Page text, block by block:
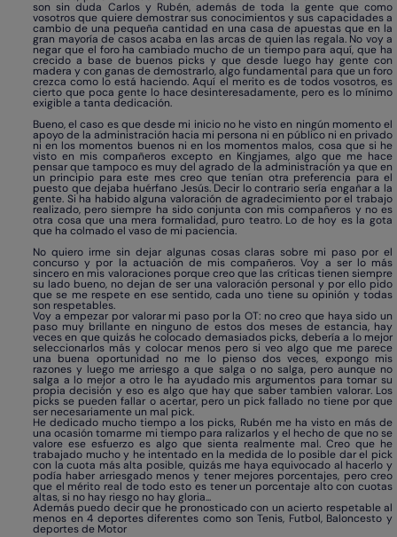
son sin duda Carlos y Rubén, además de toda la gente que como
vosotros que quiere demostrar sus conocimientos y sus capacidades a
cambio de una pequeña cantidad en una casa de apuestas que en la
gran mayoría de casos acaba en las arcas de quien las regala. No voy a
negar que el foro ha cambiado mucho de un tiempo para aquí, que ha
crecido a base de buenos picks y que desde luego hay gente con
madera y con ganas de demostrarlo, algo fundamental para que un foro
crezca como lo está haciendo. Aquí el merito es de todos vosotros, es
cierto que poca gente lo hace desinteresadamente, pero es lo mínimo
exigible a tanta dedicación.
Bueno, el caso es que desde mi inicio no he visto en ningún momento el
apoyo de la administración hacia mi persona ni en público ni en privado
ni en los momentos buenos ni en los momentos malos, cosa que si he
visto en mis compañeros excepto en Kingjames, algo que me hace
pensar que tampoco es muy del agrado de la administración ya que en
un principio para este mes creo que tenían otra preferencia para el
puesto que dejaba huérfano Jesús. Decir lo contrario sería engañar a la
gente. Si ha habido alguna valoración de agradecimiento por el trabajo
realizado, pero siempre ha sido conjunta con mis compañeros y no es
otra cosa que una mera formalidad, puro teatro. Lo de hoy es la gota
que ha colmado el vaso de mi paciencia.
No quiero irme sin dejar algunas cosas claras sobre mi paso por el
concurso y por la actuación de mis compañeros. Voy a ser lo más
sincero en mis valoraciones porque creo que las críticas tienen siempre
su lado bueno, no dejan de ser una valoración personal y por ello pido
que se me respete en ese sentido, cada uno tiene su opinión y todas
son respetables.
Voy a empezar por valorar mi paso por la OT: no creo que haya sido un
paso muy brillante en ninguno de estos dos meses de estancia, hay
veces en que quizás he colocado demasiados picks, debería a lo mejor
seleccionarlos más y colocar menos pero si veo algo que me parece
una buena oportunidad no me lo pienso dos veces, expongo mis
razones y luego me arriesgo a que salga o no salga, pero aunque no
salga a lo mejor a otro le ha ayudado mis argumentos para tomar su
propia decisión y eso es algo que hay que saber tambien valorar. Los
picks se pueden fallar o acertar, pero un pick fallado no tiene por que
ser necesariamente un mal pick.
He dedicado mucho tiempo a los picks, Rubén me ha visto en más de
una ocasión tomarme mi tiempo para ralizarlos y el hecho de que no se
valore ese esfuerzo es algo que sienta realmente mal. Creo que he
trabajado mucho y he intentado en la medida de lo posible dar el pick
con la cuota más alta posible, quizás me haya equivocado al hacerlo y
podía haber arriesgado menos y tener mejores porcentajes, pero creo
que el mérito real de todo esto es tener un porcentaje alto con cuotas
altas, si no hay riesgo no hay gloria...
Además puedo decir que he pronosticado con un acierto respetable al
menos en 4 deportes diferentes como son Tenis, Futbol, Baloncesto y
deportes de Motor